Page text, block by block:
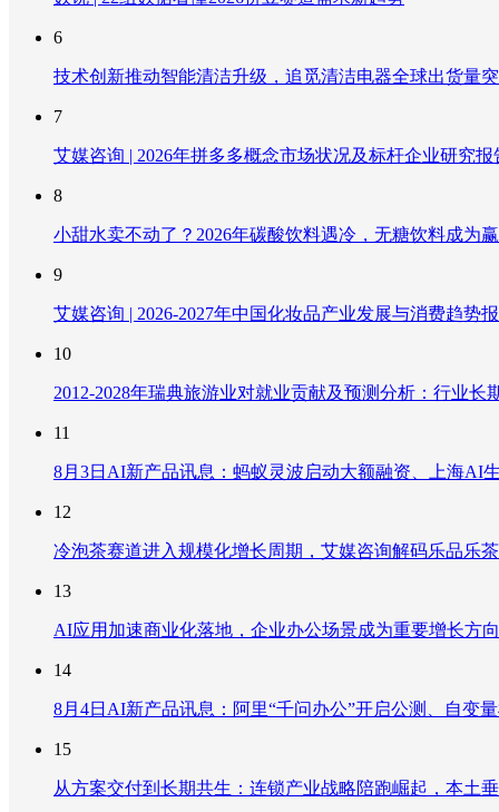
6
技术创新推动智能清洁升级，追觅清洁电器全球出货量
7
艾媒咨询 | 2026年拼多多概念市场状况及标杆企业研究报
8
小甜水卖不动了？2026年碳酸饮料遇冷，无糖饮料成为
9
艾媒咨询 | 2026-2027年中国化妆品产业发展与消费趋势
10
2012-2028年瑞典旅游业对就业贡献及预测分析：行业
11
8月3日AI新产品讯息：蚂蚁灵波启动大额融资、上海AI
12
冷泡茶赛道进入规模化增长周期，艾媒咨询解码乐品乐
13
AI应用加速商业化落地，企业办公场景成为重要增长方向
14
8月4日AI新产品讯息：阿里“千问办公”开启公测、自变
15
从方案交付到长期共生：连锁产业战略陪跑崛起，本土